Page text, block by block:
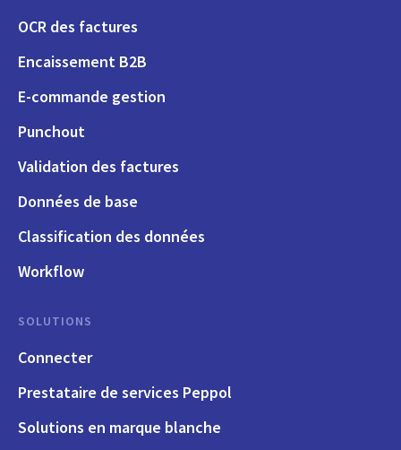
OCR des factures
Encaissement B2B
E-commande gestion
Punchout
Validation des factures
Données de base
Classification des données
Workflow
SOLUTIONS
Connecter
Prestataire de services Peppol
Solutions en marque blanche